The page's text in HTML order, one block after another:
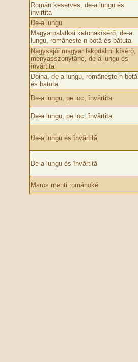
Román keserves, de-a lungu és
invirtita
De-a lungu
Magyarpalatkai katonakísérő, de-a
lungu, româneste-n botâ és bătuta
Nagysajói magyar lakodalmi kísérő,
menyasszonytánc, de-a lungu és
învârtita
Doina, de-a lungu, româneşte-n botă
és batuta
De-a lungu, pe loc, învârtita
De-a lungu, pe loc, învârtita
De-a lungu és învârtită
De-a lungu és învârtită
Maros menti románoké